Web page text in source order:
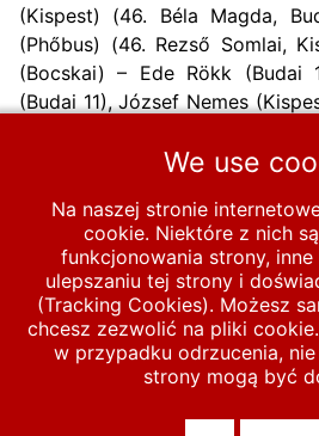
(Kispest) (46. Béla Magda,
(Phőbus) (46. Rezső Somlai,
(Bocskai) – Ede Rökk (Budai
(Budai 11), József Nemes
Start MECZE Polska B
1935-6-16 Polska B - Węgry B 1-1
© 2026 polska-pilka.pl|Tanie strony
We use
Na naszej stronie
cookie. Niektóre z nich
funkcjonowania strony,
ulepszaniu tej strony i
(Tracking Cookies). Możesz
chcesz zezwolić na pliki
w przypadku odrzucenia,
strony mogą być